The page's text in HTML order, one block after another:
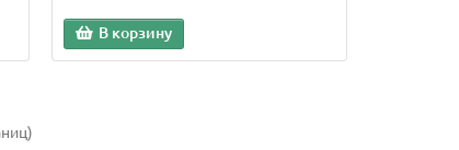
В корзину